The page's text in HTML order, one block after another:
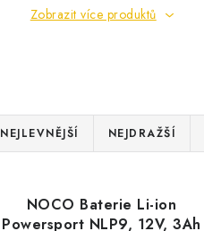
Zobrazit více produktů
NEJLEVNĚJŠÍ NEJDRAŽŠÍ
NOCO Baterie Li-ion
Powersport NLP9, 12V, 3Ah